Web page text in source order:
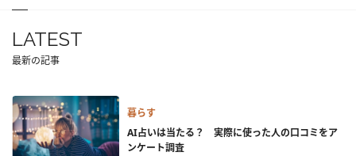
LATEST
最新の記事
暮らす
AI占いは当たる？ 実際に使った人の口コミをア
ンケート調査